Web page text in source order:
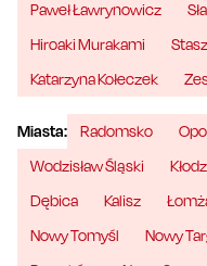
Paweł Ławrynowicz
Hiroaki Murakami
Katarzyna Kołeczek
Miasta: Radomsko
Wodzisław Śląski
Dębica
Kalisz
Nowy Tomyśl
Nowy